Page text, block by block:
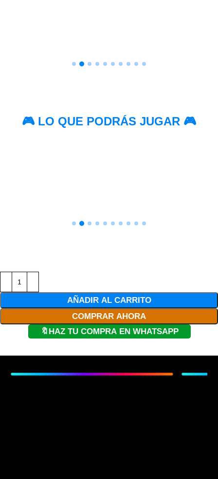
🎮 LO QUE PODRÁS JUGAR 🎮
AÑADIR AL CARRITO
COMPRAR AHORA
🔖HAZ TU COMPRA EN WHATSAPP